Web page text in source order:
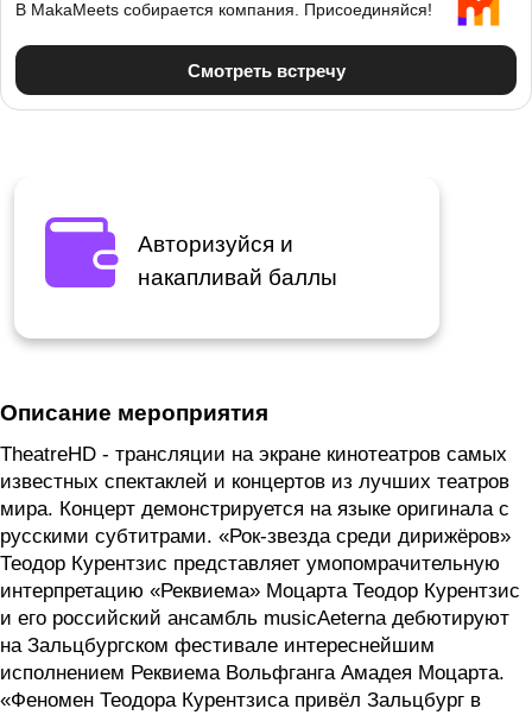
Авторизуйся и
накапливай баллы
Описание мероприятия
TheatreHD - трансляции на экране кинотеатров самых
известных спектаклей и концертов из лучших театров
мира. Концерт демонстрируется на языке оригинала с
русскими субтитрами. «Рок-звезда среди дирижёров»
Теодор Курентзис представляет умопомрачительную
интерпретацию «Реквиема» Моцарта Теодор Курентзис
и его российский ансамбль musicAeterna дебютируют
на Зальцбургском фестивале интереснейшим
исполнением Реквиема Вольфганга Амадея Моцарта.
«Феномен Теодора Курентзиса привёл Зальцбург в